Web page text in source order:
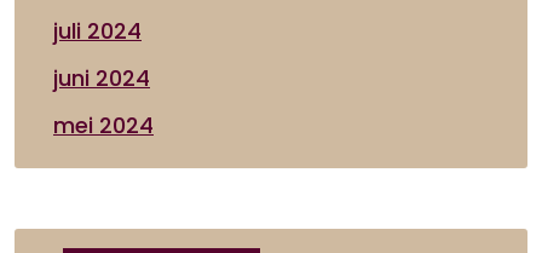
juli 2024
juni 2024
mei 2024